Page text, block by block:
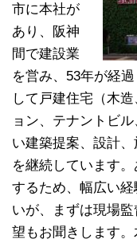
市に本社が
あり、阪神
間で建設業
を営み、53年が経
して戸建住宅（木
ョン、テナントビ
い建築提案、設計
を継続しています
するため、幅広い
いが、まずは現場
望もお聞きします